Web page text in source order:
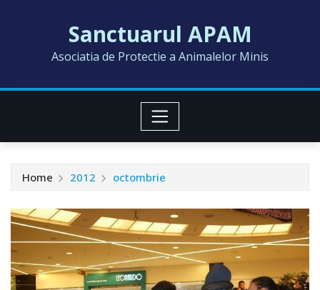
Sanctuarul APAM
Asociatia de Protectie a Animalelor Minis
Home 2012 octombrie